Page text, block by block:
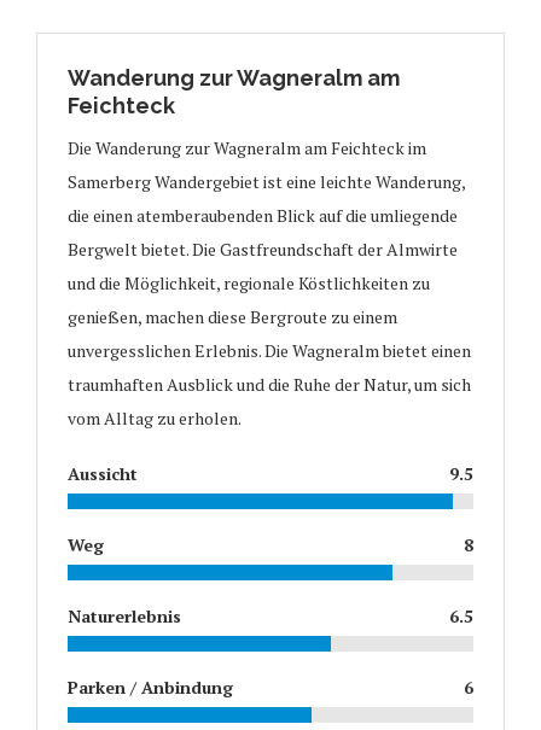
Wanderung zur Wagneralm am
Feichteck
Die Wanderung zur Wagneralm am Feichteck im
Samerberg Wandergebiet ist eine leichte Wanderung,
die einen atemberaubenden Blick auf die umliegende
Bergwelt bietet. Die Gastfreundschaft der Almwirte
und die Möglichkeit, regionale Köstlichkeiten zu
genießen, machen diese Bergroute zu einem
unvergesslichen Erlebnis. Die Wagneralm bietet einen
traumhaften Ausblick und die Ruhe der Natur, um sich
vom Alltag zu erholen.
Aussicht 9.5
Weg 8
Naturerlebnis 6.5
Parken / Anbindung 6